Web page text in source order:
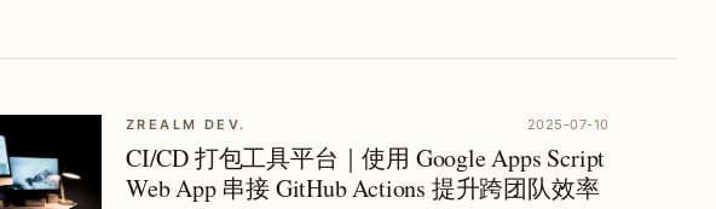
ZREALM DEV. 2025-07-10
CI/CD 打包工具平台｜使用 Google Apps Script
Web App 串接 GitHub Actions 提升跨团队效率